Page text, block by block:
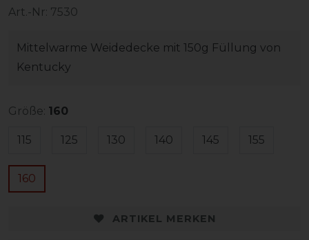
Art.-Nr: 7530
Mittelwarme Weidedecke mit 150g Füllung von
Kentucky
Größe: 160
115 125 130 140 145 155
160
ARTIKEL MERKEN